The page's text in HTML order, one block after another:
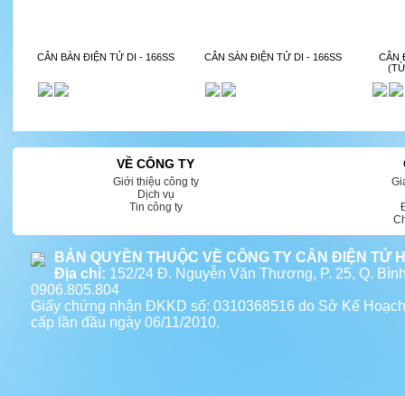
CÂN BÀN ĐIỆN TỬ DI - 166SS CÂN SÀN ĐIỆN TỬ DI - 166SS
CÂN
VỀ CÔNG TY
Giới thiệu công ty
Dịch vụ
Tin công ty
BẢN QUYỀN THUỘC VỀ CÔNG TY CÂN ĐIỆN TỬ
Địa chỉ: 152/24 Đ. Nguyễn Văn Thương, P. 25, Q.
0906.805.804
Giấy chứng nhận ĐKKD số: 0310368516 do Sở Kế
cấp lần đầu ngày 06/11/2010.